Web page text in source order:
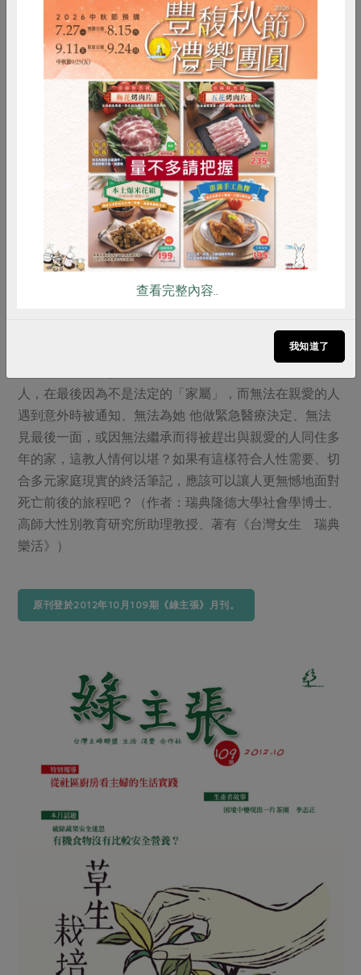
當我看到這樣的終活筆記，才發現，原來在面對生命盡
頭，有那麼多事要設想！像美國三大女詩人之一，《瓶中
美人》的作者Sylvia Plath，把頭埋進爐裡自盡時，一定萬
萬沒想到，她的著作權竟然由她的桂冠詩人丈夫所有，而
這位丈夫將她許多手稿都扣著，不讓人研究她的著作。而
這類終活筆記，竟然貼心地連我們手機及電腦裡的資訊，
哪些要保留、哪些要刪除、哪些由誰負責處理都設想到
了，讓我很想與台灣伴侶權益推動聯盟合作（簡稱：伴侶
盟），一起來出版台灣版的終活筆記。
伴侶盟是由一群民間團體與法律專家在台灣推動的另一波
民法修訂運動，擴大對「家庭」的定義。人生的選擇十分
多元，當今社會不但有人選擇單身、離婚或不與配偶同
庭、有人愛的是同性、有的則想和好友組成家庭，像多年
前美國影集《黃金女郎》裡的四個老女人一樣。如果這些
人，在最後因為不是法定的「家屬」，而無法在親愛的人
遇到意外時被通知、無法為她 他做緊急醫療決定、無法
見最後一面，或因無法繼承而得被趕出與親愛的人同住多
年的家，這教人情何以堪？如果有這樣符合人性需要、切
合多元家庭現實的終活筆記，應該可以讓人更無憾地面對
死亡前後的旅程吧？（作者：瑞典隆德大學社會學博士、
高師大性別教育研究所助理教授、著有《台灣女生 瑞典
樂活》）
原刊登於2012年10月109期《綠主張》月刊。
RPET 食譜 減硝酸鹽
雞蛋 食安 共同購買
查看完整內容..
我知道了